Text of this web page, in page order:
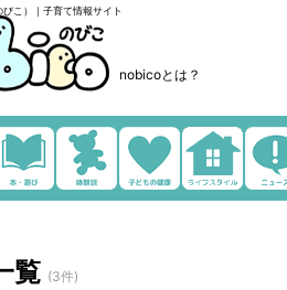
こ）｜子育て情報サイト
nobicoとは？
覧 (3件)